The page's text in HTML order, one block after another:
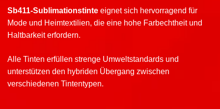
Sb411-Sublimationstinte eignet sich hervorragend für
Mode und Heimtextilien, die eine hohe Farbechtheit und
Haltbarkeit erfordern.
Alle Tinten erfüllen strenge Umweltstandards und
unterstützen den hybriden Übergang zwischen
verschiedenen Tintentypen.